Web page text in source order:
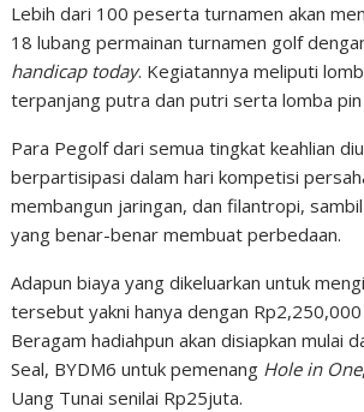
Lebih dari 100 peserta turnamen akan
18 lubang permainan turnamen golf
handicap today. Kegiatannya meliputi
terpanjang putra dan putri serta lomba
Para Pegolf dari semua tingkat keahlian
berpartisipasi dalam hari kompetisi
membangun jaringan, dan filantropi,
yang benar-benar membuat perbedaan.
Adapun biaya yang dikeluarkan untuk
tersebut yakni hanya dengan
Beragam hadiahpun akan disiapkan mulai
Seal, BYDM6 untuk pemenang Hole in One
Uang Tunai senilai Rp25juta.